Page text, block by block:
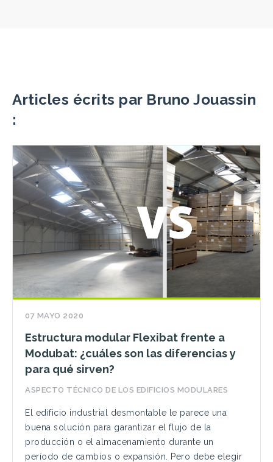
Articles écrits par Bruno Jouassin
:
07 MAYO 2020
Estructura modular Flexibat frente a
Modubat: ¿cuáles son las diferencias y
para qué sirven?
ASPECTO TÉCNICO DE LOS EDIFICIOS MODULARES
El edificio industrial desmontable le parece una
buena solución para garantizar el flujo de la
producción o el almacenamiento durante un
período de cambios o expansión. Pero debe elegir